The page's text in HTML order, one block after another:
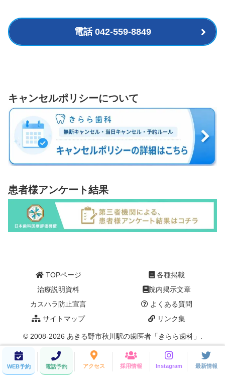
電話 042-559-8849
キャンセルポリシーについて
患者様アンケート結果
TOPページ
各種掲載
治療説明資料
院内掲示文章
カスハラ防止宣言
よくある質問
サイトマップ
リンク集
© 2008-2026 あきる野市秋川駅の歯医者「きらら歯科」.
WEB予約 電話予約 アクセス 採用情報 Instagram 最新情報